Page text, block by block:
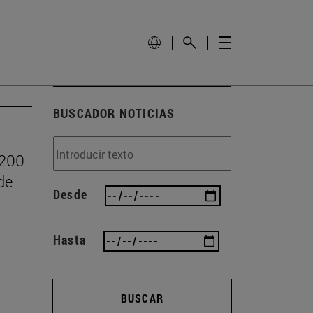
BUSCADOR NOTICIAS
Desde
Hasta
BUSCAR